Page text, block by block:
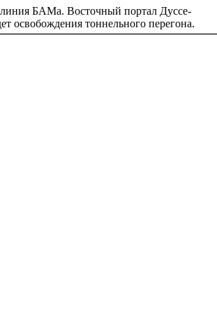
линия БАМа. Восточный ‎портал ‎Дуссе-
Алиня. Тепловоз‏ ‎ждет‏ ‎освобождения ‎тоннельного‏ ‎перегона.